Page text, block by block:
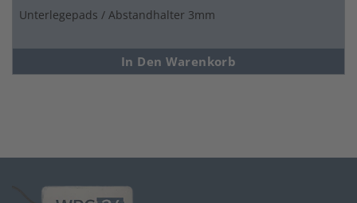
Unterlegepads / Abstandhalter 3mm
In Den Warenkorb